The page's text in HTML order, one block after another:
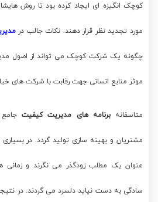
کوچک انگیزه ای ایجاد کرده بود تا روش
مورد تجدید نظر قرار دهند. نکات جالب در
چگونه یک شرکت کوچک می تواند از اصول
موثر منابع انسانی جهت رقابت با شرکت های
متاسفانهبرنامه های مدیریت کیفیت
مشتریان و بهینه سازی تولید گردد. در
عنوان یک مطلب زودگذر می نگرند و زمانی